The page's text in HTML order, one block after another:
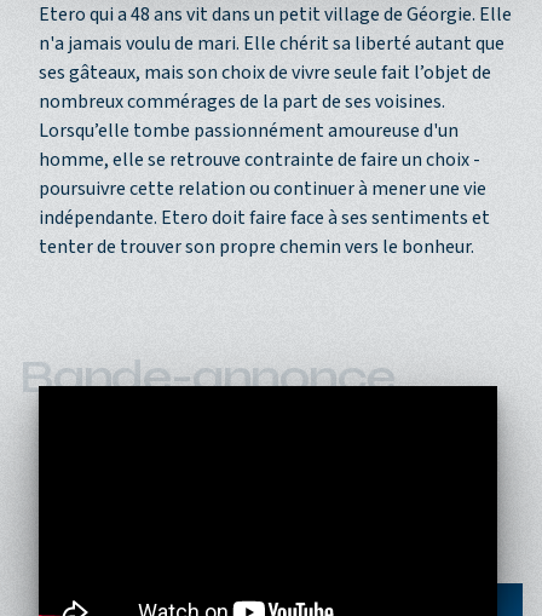
Etero qui a 48 ans vit dans un petit village de Géorgie. Elle
n'a jamais voulu de mari. Elle chérit sa liberté autant que
ses gâteaux, mais son choix de vivre seule fait l’objet de
nombreux commérages de la part de ses voisines.
Lorsqu’elle tombe passionnément amoureuse d'un
homme, elle se retrouve contrainte de faire un choix -
poursuivre cette relation ou continuer à mener une vie
indépendante. Etero doit faire face à ses sentiments et
tenter de trouver son propre chemin vers le bonheur.
Bande-annonce